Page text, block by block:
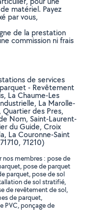
matériel. Payez
par vous,
de la prestation
commission ni frais
de services
- Revêtement
La Chaume-Les
La Marolle-
Quartier des Pres,
Nom, Saint-Laurent-
du Guide, Croix
La Couronne-Saint
71210)
nos membres : pose de
pose de parquet
parquet, pose de sol
de sol stratifié,
de revêtement de sol,
de parquet,
PVC, ponçage de